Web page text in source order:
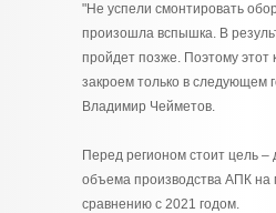
"Не успели смонтировать
произошла вспышка. В
пройдет позже. Поэтому этот
закроем только в следующем
Владимир Чейметов.
Перед регионом стоит цель –
объема производства АПК на
сравнению с 2021 годом.